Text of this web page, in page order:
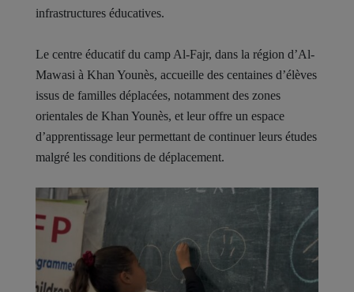
infrastructures éducatives.
Le centre éducatif du camp Al-Fajr, dans la région d’Al-
Mawasi à Khan Younès, accueille des centaines d’élèves
issus de familles déplacées, notamment des zones
orientales de Khan Younès, et leur offre un espace
d’apprentissage leur permettant de continuer leurs études
malgré les conditions de déplacement.